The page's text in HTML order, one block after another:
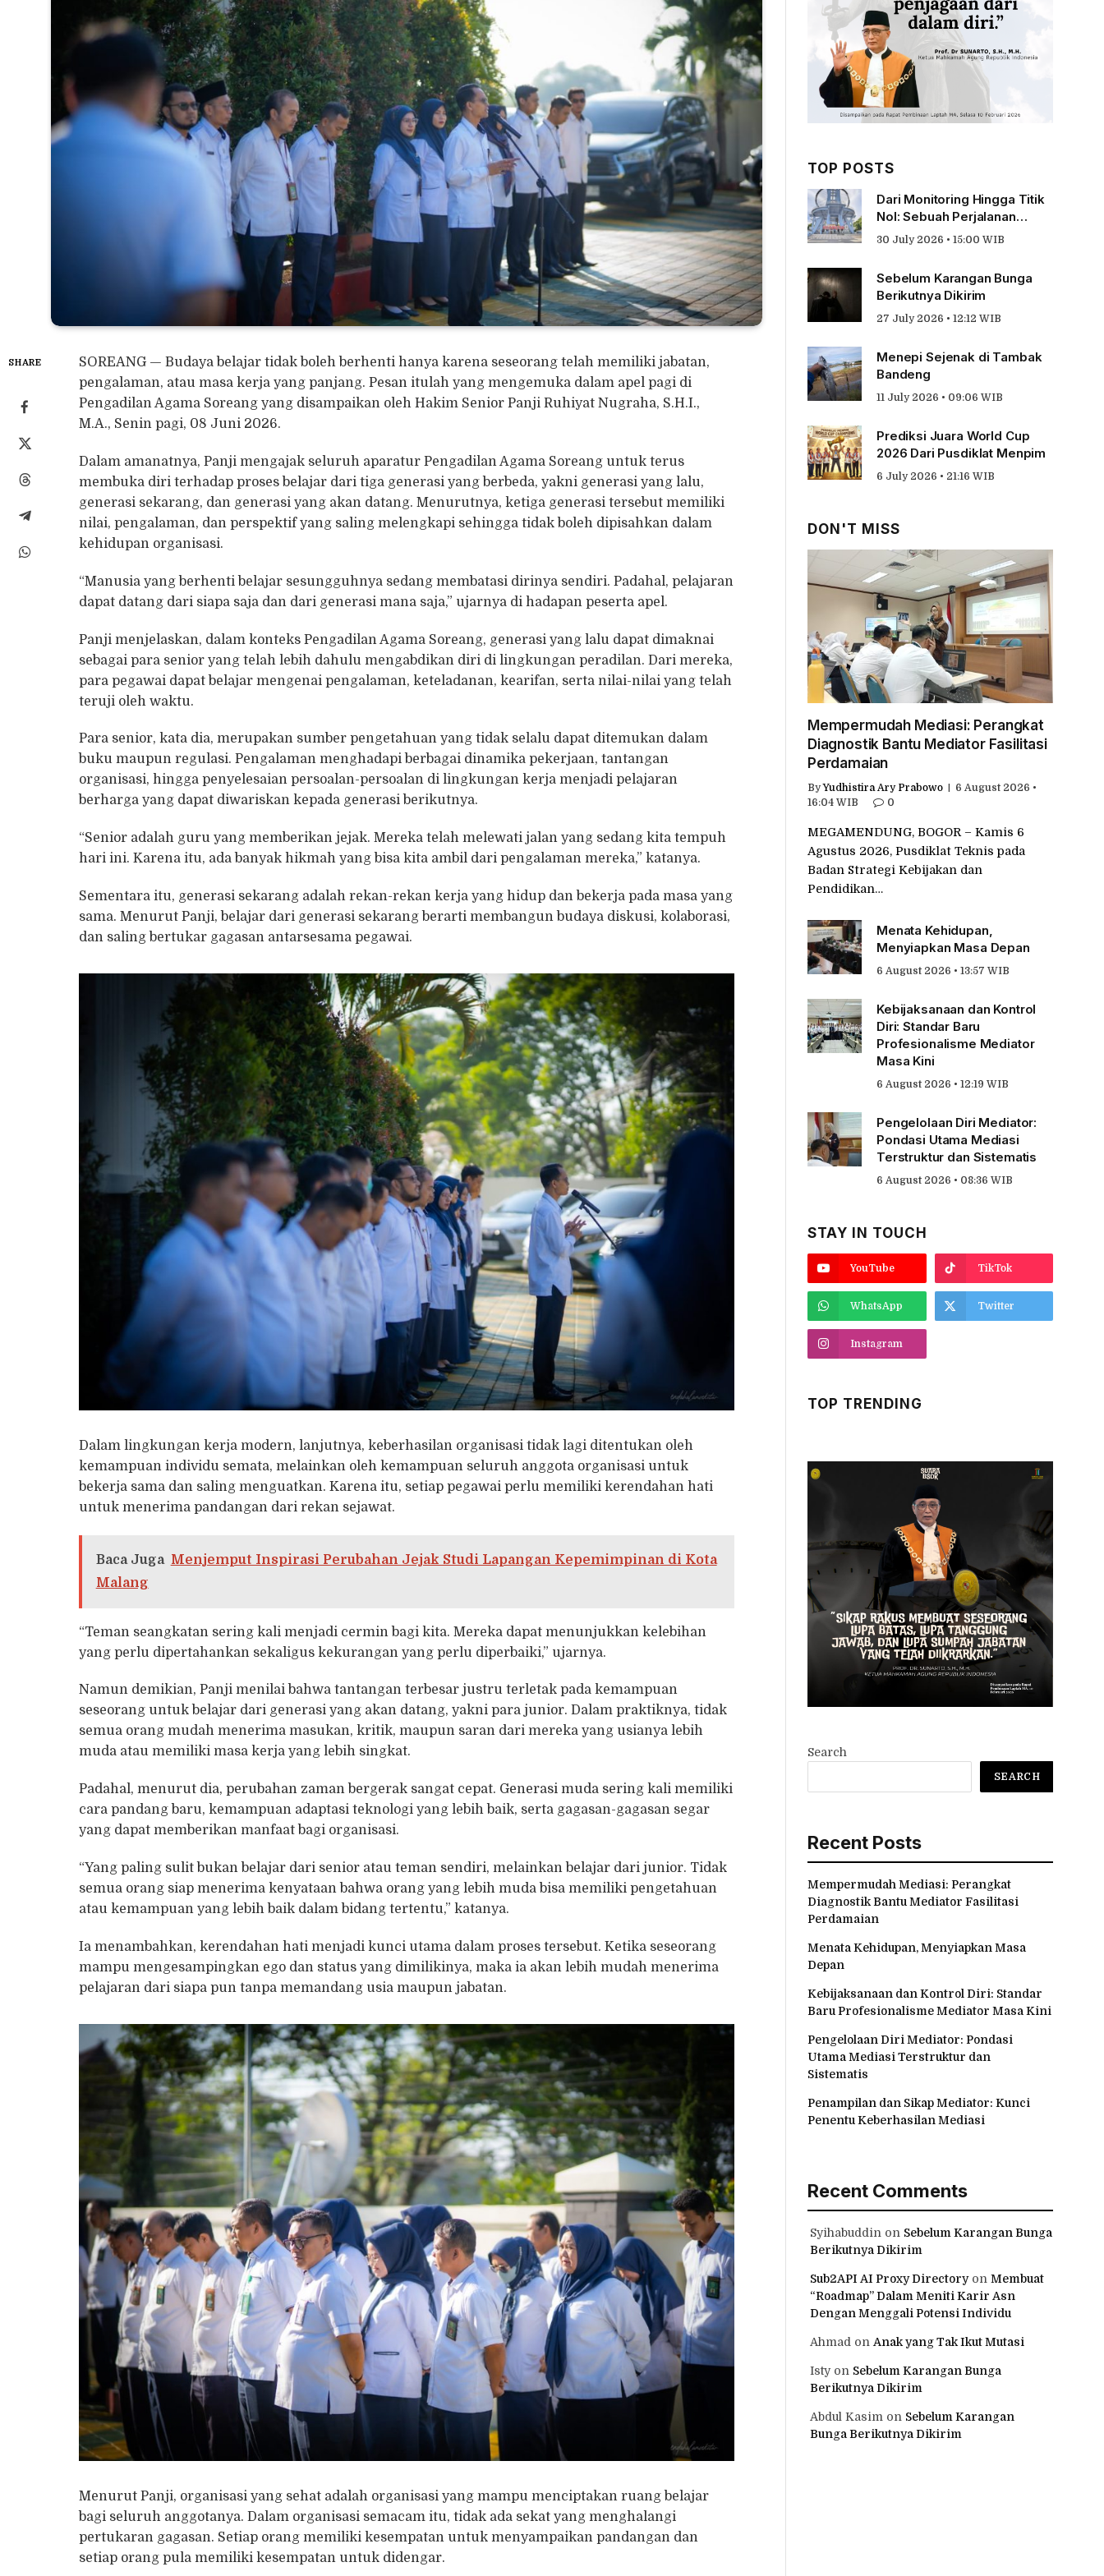
SHARE
SOREANG — Budaya belajar tidak boleh berhenti hanya karena seseorang telah memiliki jabatan,
pengalaman, atau masa kerja yang panjang. Pesan itulah yang mengemuka dalam apel pagi di
Pengadilan Agama Soreang yang disampaikan oleh Hakim Senior Panji Ruhiyat Nugraha, S.H.I.,
M.A., Senin pagi, 08 Juni 2026.
Dalam amanatnya, Panji mengajak seluruh aparatur Pengadilan Agama Soreang untuk terus
membuka diri terhadap proses belajar dari tiga generasi yang berbeda, yakni generasi yang lalu,
generasi sekarang, dan generasi yang akan datang. Menurutnya, ketiga generasi tersebut memiliki
nilai, pengalaman, dan perspektif yang saling melengkapi sehingga tidak boleh dipisahkan dalam
kehidupan organisasi.
“Manusia yang berhenti belajar sesungguhnya sedang membatasi dirinya sendiri. Padahal, pelajaran
dapat datang dari siapa saja dan dari generasi mana saja,” ujarnya di hadapan peserta apel.
Panji menjelaskan, dalam konteks Pengadilan Agama Soreang, generasi yang lalu dapat dimaknai
sebagai para senior yang telah lebih dahulu mengabdikan diri di lingkungan peradilan. Dari mereka,
para pegawai dapat belajar mengenai pengalaman, keteladanan, kearifan, serta nilai-nilai yang telah
teruji oleh waktu.
Para senior, kata dia, merupakan sumber pengetahuan yang tidak selalu dapat ditemukan dalam
buku maupun regulasi. Pengalaman menghadapi berbagai dinamika pekerjaan, tantangan
organisasi, hingga penyelesaian persoalan-persoalan di lingkungan kerja menjadi pelajaran
berharga yang dapat diwariskan kepada generasi berikutnya.
“Senior adalah guru yang memberikan jejak. Mereka telah melewati jalan yang sedang kita tempuh
hari ini. Karena itu, ada banyak hikmah yang bisa kita ambil dari pengalaman mereka,” katanya.
Sementara itu, generasi sekarang adalah rekan-rekan kerja yang hidup dan bekerja pada masa yang
sama. Menurut Panji, belajar dari generasi sekarang berarti membangun budaya diskusi, kolaborasi,
dan saling bertukar gagasan antarsesama pegawai.
Dalam lingkungan kerja modern, lanjutnya, keberhasilan organisasi tidak lagi ditentukan oleh
kemampuan individu semata, melainkan oleh kemampuan seluruh anggota organisasi untuk
bekerja sama dan saling menguatkan. Karena itu, setiap pegawai perlu memiliki kerendahan hati
untuk menerima pandangan dari rekan sejawat.
Baca Juga Menjemput Inspirasi Perubahan Jejak Studi Lapangan Kepemimpinan di Kota
Malang
“Teman seangkatan sering kali menjadi cermin bagi kita. Mereka dapat menunjukkan kelebihan
yang perlu dipertahankan sekaligus kekurangan yang perlu diperbaiki,” ujarnya.
Namun demikian, Panji menilai bahwa tantangan terbesar justru terletak pada kemampuan
seseorang untuk belajar dari generasi yang akan datang, yakni para junior. Dalam praktiknya, tidak
semua orang mudah menerima masukan, kritik, maupun saran dari mereka yang usianya lebih
muda atau memiliki masa kerja yang lebih singkat.
Padahal, menurut dia, perubahan zaman bergerak sangat cepat. Generasi muda sering kali memiliki
cara pandang baru, kemampuan adaptasi teknologi yang lebih baik, serta gagasan-gagasan segar
yang dapat memberikan manfaat bagi organisasi.
“Yang paling sulit bukan belajar dari senior atau teman sendiri, melainkan belajar dari junior. Tidak
semua orang siap menerima kenyataan bahwa orang yang lebih muda bisa memiliki pengetahuan
atau kemampuan yang lebih baik dalam bidang tertentu,” katanya.
Ia menambahkan, kerendahan hati menjadi kunci utama dalam proses tersebut. Ketika seseorang
mampu mengesampingkan ego dan status yang dimilikinya, maka ia akan lebih mudah menerima
pelajaran dari siapa pun tanpa memandang usia maupun jabatan.
Menurut Panji, organisasi yang sehat adalah organisasi yang mampu menciptakan ruang belajar
bagi seluruh anggotanya. Dalam organisasi semacam itu, tidak ada sekat yang menghalangi
pertukaran gagasan. Setiap orang memiliki kesempatan untuk menyampaikan pandangan dan
setiap orang pula memiliki kesempatan untuk didengar.
TOP POSTS
Dari Monitoring Hingga Titik
Nol: Sebuah Perjalanan
Tentang Pengabdian
30 July 2026 • 15:00 WIB
Sebelum Karangan Bunga
Berikutnya Dikirim
27 July 2026 • 12:12 WIB
Menepi Sejenak di Tambak
Bandeng
11 July 2026 • 09:06 WIB
Prediksi Juara World Cup
2026 Dari Pusdiklat Menpim
6 July 2026 • 21:16 WIB
DON'T MISS
Mempermudah Mediasi: Perangkat
Diagnostik Bantu Mediator Fasilitasi
Perdamaian
By Yudhistira Ary Prabowo
6 August 2026 •
16:04 WIB
0
MEGAMENDUNG, BOGOR – Kamis 6
Agustus 2026, Pusdiklat Teknis pada
Badan Strategi Kebijakan dan
Pendidikan…
Menata Kehidupan,
Menyiapkan Masa Depan
6 August 2026 • 13:57 WIB
Kebijaksanaan dan Kontrol
Diri: Standar Baru
Profesionalisme Mediator
Masa Kini
6 August 2026 • 12:19 WIB
Pengelolaan Diri Mediator:
Pondasi Utama Mediasi
Terstruktur dan Sistematis
6 August 2026 • 08:36 WIB
STAY IN TOUCH
YouTube TikTok
WhatsApp Twitter
Instagram
TOP TRENDING
Search
SEARCH
Recent Posts
Mempermudah Mediasi: Perangkat
Diagnostik Bantu Mediator Fasilitasi
Perdamaian
Menata Kehidupan, Menyiapkan Masa
Depan
Kebijaksanaan dan Kontrol Diri: Standar
Baru Profesionalisme Mediator Masa Kini
Pengelolaan Diri Mediator: Pondasi
Utama Mediasi Terstruktur dan
Sistematis
Penampilan dan Sikap Mediator: Kunci
Penentu Keberhasilan Mediasi
Recent Comments
Syihabuddin on Sebelum Karangan Bunga
Berikutnya Dikirim
Sub2API AI Proxy Directoryon Membuat
“Roadmap” Dalam Meniti Karir Asn
Dengan Menggali Potensi Individu
Ahmad on Anak yang Tak Ikut Mutasi
Istyon Sebelum Karangan Bunga
Berikutnya Dikirim
Abdul Kasim on Sebelum Karangan
Bunga Berikutnya Dikirim